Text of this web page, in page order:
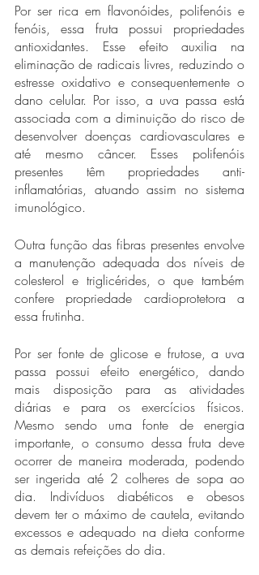
Por ser rica em flavonóides, polifenóis e
fenóis, essa fruta possui propriedades
antioxidantes. Esse efeito auxilia na
eliminação de radicais livres, reduzindo o
estresse oxidativo e consequentemente o
dano celular. Por isso, a uva passa está
associada com a diminuição do risco de
desenvolver doenças cardiovasculares e
até mesmo câncer. Esses polifenóis
presentes têm propriedades anti-
inflamatórias, atuando assim no sistema
imunológico.
Outra função das fibras presentes envolve
a manutenção adequada dos níveis de
colesterol e triglicérides, o que também
confere propriedade cardioprotetora a
essa frutinha.
Por ser fonte de glicose e frutose, a uva
passa possui efeito energético, dando
mais disposição para as atividades
diárias e para os exercícios físicos.
Mesmo sendo uma fonte de energia
importante, o consumo dessa fruta deve
ocorrer de maneira moderada, podendo
ser ingerida até 2 colheres de sopa ao
dia. Indivíduos diabéticos e obesos
devem ter o máximo de cautela, evitando
excessos e adequado na dieta conforme
as demais refeições do dia.